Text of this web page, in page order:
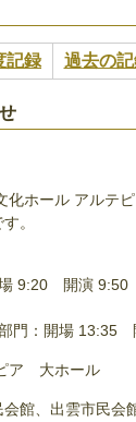
記録 過去の
ホール アルテ
。
9:20 開演 9:50
：開場 13:35
ア 大ホール
館、出雲市民会